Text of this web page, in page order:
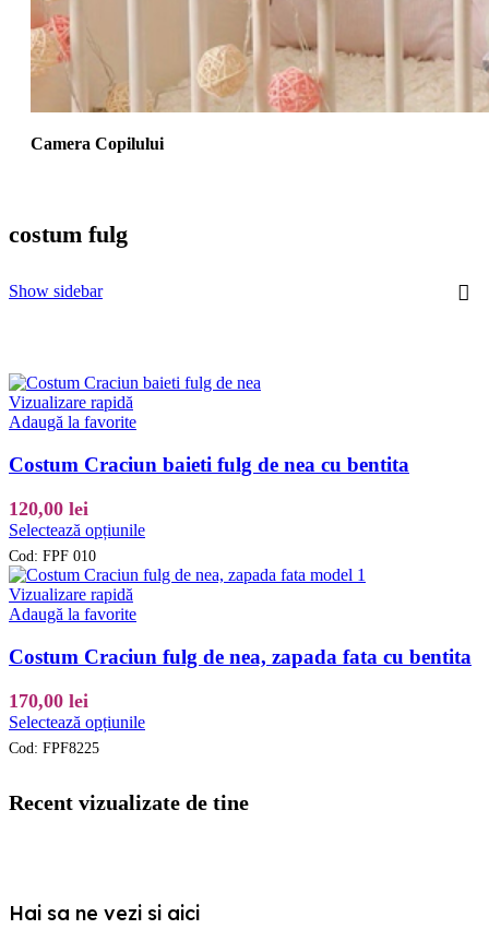
Camera Copilului
costum fulg
Show sidebar
Vizualizare rapidă
Adaugă la favorite
Costum Craciun baieti fulg de nea cu bentita
120,00 lei
Selectează opțiunileAcest
are
mai
Opțiunile
pot
în
Cod: FPF 010
Vizualizare rapidă
Adaugă la favorite
Costum Craciun fulg de nea, zapada fata cu bentita
170,00 lei
Selectează opțiunileAcest
multe
în
Cod: FPF8225
Recent vizualizate de tine
Hai sa ne vezi si aici